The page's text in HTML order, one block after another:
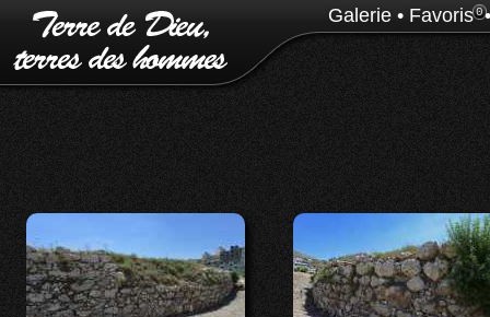
Galerie • Favoris0